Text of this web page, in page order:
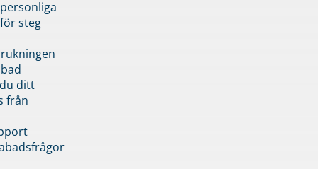
steg
ditt
från